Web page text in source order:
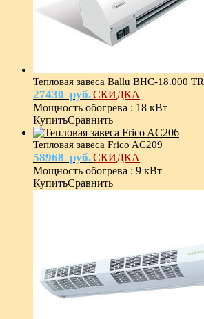
Тепловая завеса Ballu BHC-18.000 TR
27430 руб.СКИДКА
Мощность обогрева : 18 кВт
КупитьСравнить
Тепловая завеса Frico AC209
58968 руб.СКИДКА
Мощность обогрева : 9 кВт
КупитьСравнить